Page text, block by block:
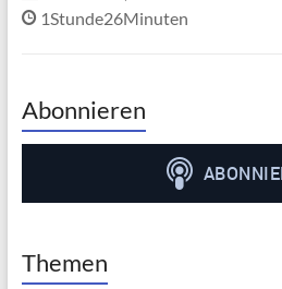
1Stunde26Minuten
Abonnieren
Themen